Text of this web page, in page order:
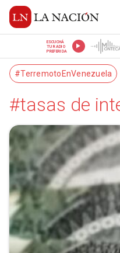
ESCUCHÁ
TU RADIO
PREFERIDA
#TerremotoEnVenezuela
#tasas de